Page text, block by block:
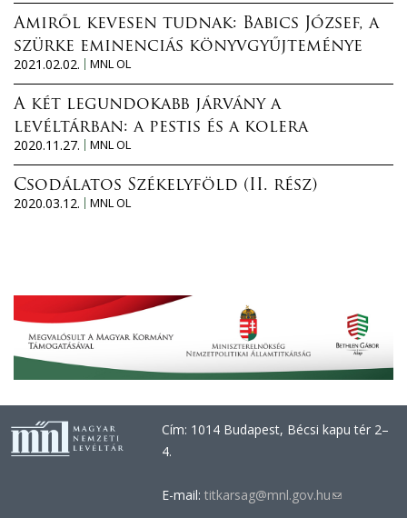
Amiről kevesen tudnak: Babics József, a
szürke eminenciás könyvgyűjteménye
2021.02.02.
MNL OL
A két legundokabb járvány a
levéltárban: a pestis és a kolera
2020.11.27.
MNL OL
Csodálatos Székelyföld (II. rész)
2020.03.12.
MNL OL
Cím: 1014 Budapest, Bécsi kapu tér 2–
4.
E-mail: titkarsag@mnl.gov.hu(link